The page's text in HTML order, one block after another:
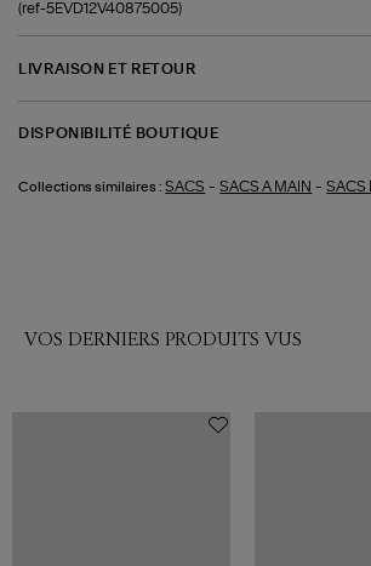
(ref-5EVD12V40875005)
LIVRAISON ET RETOUR
DISPONIBILITÉ BOUTIQUE
Collections similaires : SACS -SACS A MAIN -SACS
VOS DERNIERS PRODUITS VUS